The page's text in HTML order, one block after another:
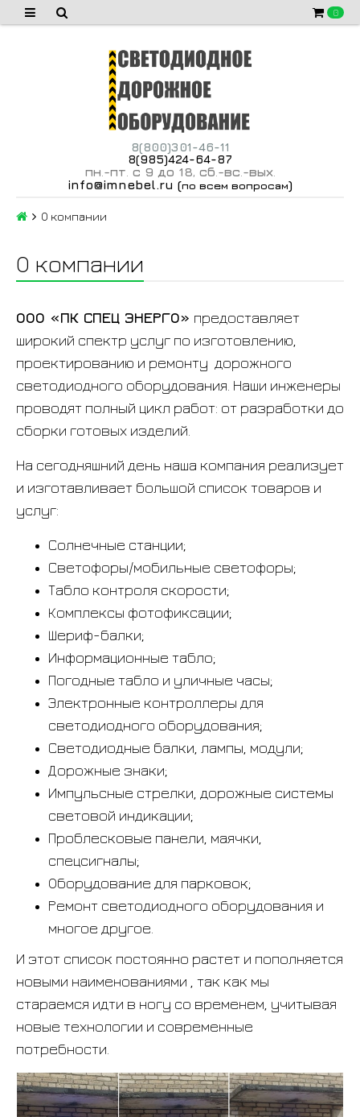
0
8(800)301-46-11
8(985)424-64-87
пн -пт с 9 до 18, сб -вс -вых.
info@imnebel.ru (по всем вопросам)
О компании
О компании
ООО «ПК СПЕЦ ЭНЕРГО» предоставляет
широкий спектр услуг по изготовлению,
проектированию и ремонту дорожного
светодиодного оборудования. Наши инженеры
проводят полный цикл работ: от разработки до
сборки готовых изделий.
На сегодняшний день наша компания реализует
и изготавливает большой список товаров и
услуг:
Солнечные станции;
Светофоры/мобильные светофоры;
Табло контроля скорости;
Комплексы фотофиксации;
Шериф-балки;
Информационные табло;
Погодные табло и уличные часы;
Электронные контроллеры для
светодиодного оборудования;
Светодиодные балки, лампы, модули;
Дорожные знаки;
Импульсные стрелки, дорожные системы
световой индикации;
Проблесковые панели, маячки,
спецсигналы;
Оборудование для парковок;
Ремонт светодиодного оборудования и
многое другое.
И этот список постоянно растет и пополняется
новыми наименованиями , так как мы
стараемся идти в ногу со временем, учитывая
новые технологии и современные
потребности.